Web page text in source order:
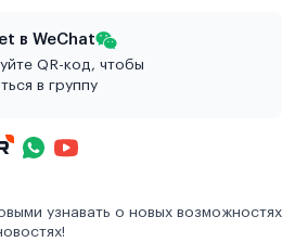
в WeChat
QR-код, чтобы
в группу
узнавать о новых возможностях